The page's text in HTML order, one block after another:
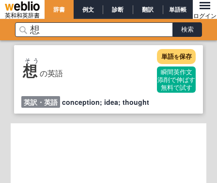
英和和英辞書
辞書 例文 診断 翻訳 単語帳
ログイン
想 の英語
そう 単語を保存
瞬間英作文
添削で伸ばす
無料で試す
英訳・英語 conception; idea; thought